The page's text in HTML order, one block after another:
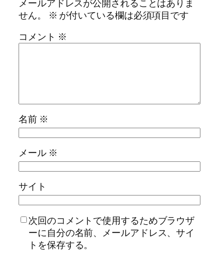
メールアドレスが公開されることはありま
せん。
※ が付いている欄は必須項目です
コメント ※
名前 ※
メール ※
サイト
次回のコメントで使用するためブラウザ
ーに自分の名前、メールアドレス、サイ
トを保存する。